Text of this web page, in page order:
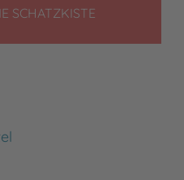
SCHATZKISTELEGEN